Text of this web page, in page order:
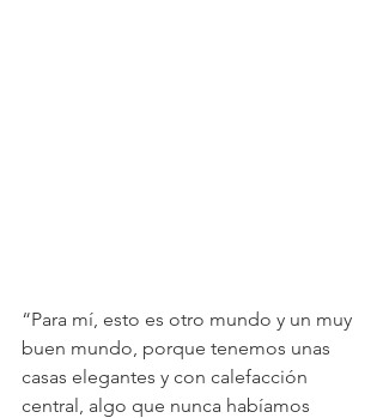
“Para mí, esto es otro mundo y un muy
buen mundo, porque tenemos unas
casas elegantes y con calefacción
central, algo que nunca habíamos